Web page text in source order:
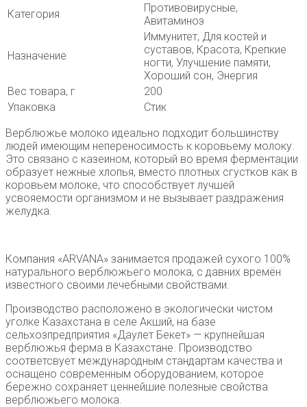
Категория
Противовирусные,
Авитаминоз
Назначение
Иммунитет, Для костей и
суставов, Красота, Крепкие
ногти, Улучшение памяти,
Хороший сон, Энергия
Вес товара, г
200
Упаковка
Стик
Верблюжье молоко идеально подходит большинству
людей имеющим непереносимость к коровьему молоку.
Это связано с казеином, который во время ферментации
образует нежные хлопья, вместо плотных сгустков как в
коровьем молоке, что способствует лучшей
усвояемости организмом и не вызывает раздражения
желудка.
Компания «ARVANA» занимается продажей сухого 100%
натурального верблюжьего молока, с давних времён
известного своими лечебными свойствами.
Производство расположено в экологически чистом
уголке Казахстана в селе Акший, на базе
сельхозпредприятия «Даулет Бекет» — крупнейшая
верблюжья ферма в Казахстане. Производство
соответсвует международным стандартам качества и
оснащено современным оборудованием, которое
бережно сохраняет ценнейшие полезные свойства
верблюжьего молока.